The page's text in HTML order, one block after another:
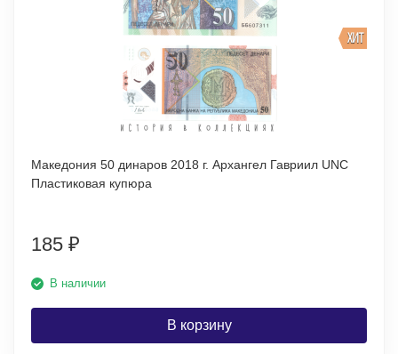
ХИТ
Македония 50 динаров 2018 г. Архангел Гавриил UNC
Пластиковая купюра
185 ₽
В наличии
В корзину